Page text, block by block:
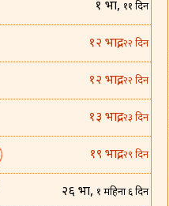
१ भाद्र, ११ दिन
१२ भाद्र,२२ दिन
१२ भाद्र,२२ दिन
१३ भाद्र,२३ दिन
१९ भाद्र,२९ दिन
२६ भाद्र, १ महिना ६ दिन